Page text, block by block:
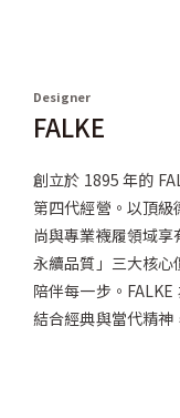
Designer
FALKE
創立於 1895 年的
第四代經營。以頂
尚與專業襪履領域
永續品質」三大核
陪伴每一步。
結合經典與當代精神